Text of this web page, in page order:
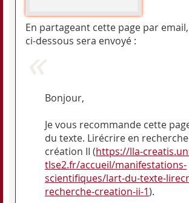
En partageant cette page par
ci-dessous sera envoyé :
Bonjour,
Je vous recommande cette
du texte. Lirécrire en
création II (https://lla-
tlse2.fr/accueil/manifestations-
scientifiques/lart-du-texte-
recherche-creation-ii-1).